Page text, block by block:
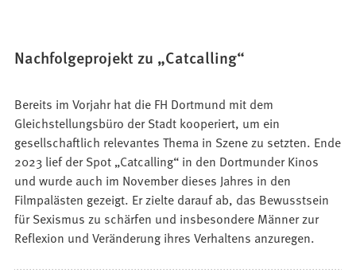
Tab)
Nachfolgeprojekt zu „Catcalling“
Bereits im Vorjahr hat die FH Dortmund mit dem
Gleichstellungsbüro der Stadt kooperiert, um ein
gesellschaftlich relevantes Thema in Szene zu setzten. Ende
2023 lief der Spot „Catcalling“ in den Dortmunder Kinos
und wurde auch im November dieses Jahres in den
Filmpalästen gezeigt. Er zielte darauf ab, das Bewusstsein
für Sexismus zu schärfen und insbesondere Männer zur
Reflexion und Veränderung ihres Verhaltens anzuregen.